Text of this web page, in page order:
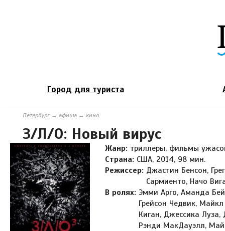
Город для туриста
Петербург→ афиша → кино
З/Л/О: Новый вирус
Жанр: триллеры, фильмы
Страна: США, 2014, 98 мин.
Режиссер: Джастин Бенсон,
Сармиенто, Начо
В ролях: Эмми Арго, Аманда
Грейсон Чедвик,
Киган, Джессика
Рэнди МакДауэлл,